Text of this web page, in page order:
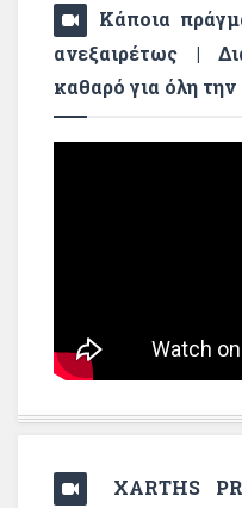
Κάποια
ανεξαιρέτως |
καθαρό για όλη
XARTHS